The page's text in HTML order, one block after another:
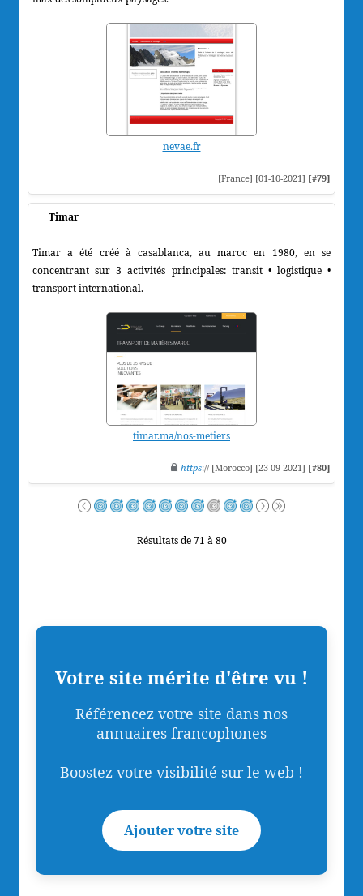
nevae.fr
[France] [01-10-2021] [#79]
Timar
Timar a été créé à casablanca, au maroc en 1980, en se
concentrant sur 3 activités principales: transit • logistique •
transport international.
timar.ma/nos-metiers
https:// [Morocco] [23-09-2021] [#80]
Résultats de 71 à 80
Votre site mérite d'être vu !
Référencez votre site dans nos
annuaires francophones
Boostez votre visibilité sur le web !
Ajouter votre site